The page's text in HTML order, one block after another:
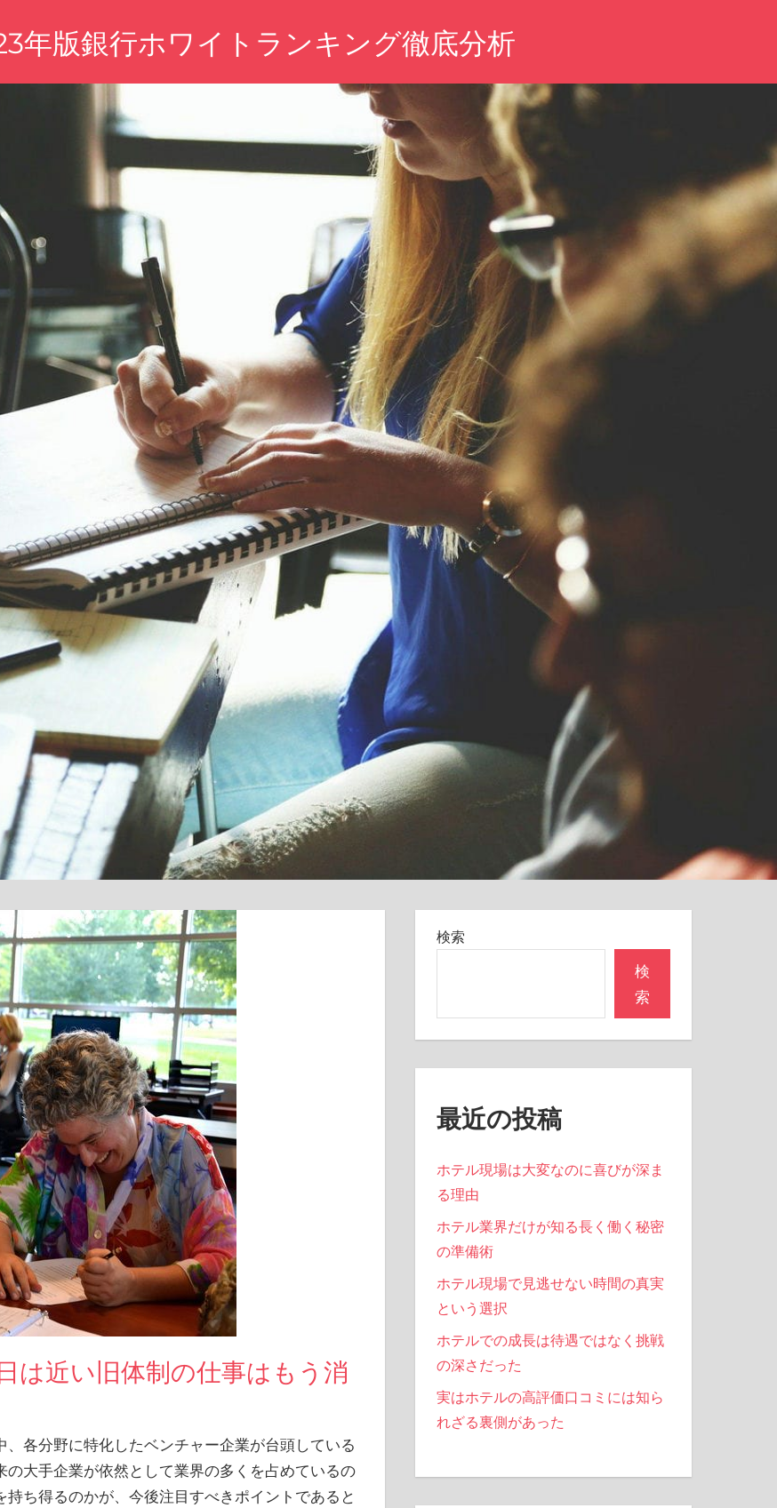
年版銀行ホワイトランキング徹底分析
は近い旧体制の仕事はもう消
各分野に特化したベンチャー企業が台頭している
の大手企業が依然として業界の多くを占めているの
ち得るのかが、今後注目すべきポイントであると
検索
検
索
最近の投稿
ホテル現場は大変なのに喜びが深ま
る理由
ホテル業界だけが知る長く働く秘密
の準備術
ホテル現場で見逃せない時間の真実
という選択
ホテルでの成長は待遇ではなく挑戦
の深さだった
実はホテルの高評価口コミには知ら
れざる裏側があった